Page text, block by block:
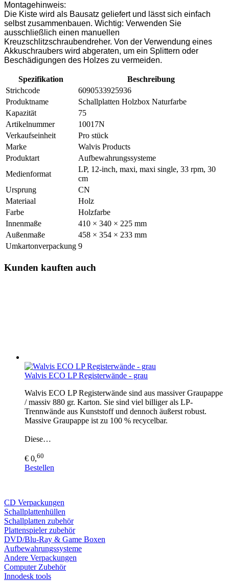
Montagehinweis:
Die Kiste wird als Bausatz geliefert und lässt sich einfach
selbst zusammenbauen. Wichtig: Verwenden Sie
ausschließlich einen manuellen
Kreuzschlitzschraubendreher. Von der Verwendung eines
Akkuschraubers wird abgeraten, um ein Splittern oder
Beschädigungen des Holzes zu vermeiden.
Spezifikation
Beschreibung
Strichcode
6090533925936
Produktname
Schallplatten Holzbox Naturfarbe
Kapazität
75
Artikelnummer
10017N
Verkaufseinheit
Pro stück
Marke
Walvis Products
Produktart
Aufbewahrungssysteme
Medienformat
LP, 12-inch, maxi, maxi single, 33 rpm, 30
cm
Ursprung
CN
Materiaal
Holz
Farbe
Holzfarbe
Innenmaße
410 × 340 × 225 mm
Außenmaße
458 × 354 × 233 mm
Umkartonverpackung 9
Kunden kauften auch
Walvis ECO LP Registerwände - grau
Walvis ECO LP Registerwände sind aus massiver Graupappe
/ massiv 880 gr. Karton. Sie sind viel billiger als LP-
Trennwände aus Kunststoff und dennoch äußerst robust.
Massive Graupappe ist zu 100 % recycelbar.
Diese…
€ 0,60
Bestellen
CD Verpackungen
Schallplattenhüllen
Schallplatten zubehör
Plattenspieler zubehör
DVD/Blu-Ray & Game Boxen
Aufbewahrungssysteme
Andere Verpackungen
Computer Zubehör
Innodesk tools